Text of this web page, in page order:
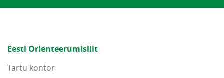
Eesti Orienteerumisliit
Tartu kontor